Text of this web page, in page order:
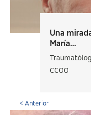
Una
María...
CCOO
< Anterior